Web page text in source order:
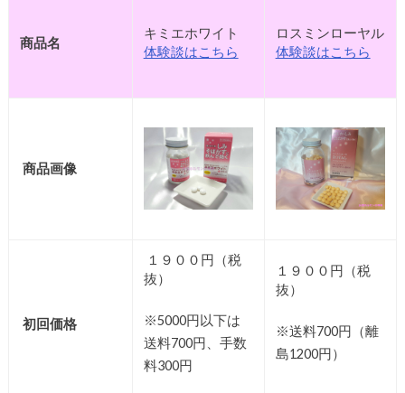
商品名
キミエホワイト
体験談はこちら
ロスミンローヤル
体験談はこちら
商品画像
初回価格
１９００円（税
抜）
※5000円以下は
送料700円、手数
料300円
１９００円（税
抜）
※送料700円（離
島1200円）